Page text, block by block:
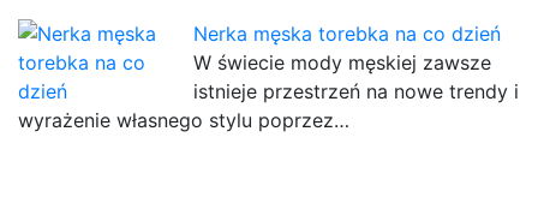
Nerka męska torebka na co dzień
W świecie mody męskiej zawsze
istnieje przestrzeń na nowe trendy i
wyrażenie własnego stylu poprzez…